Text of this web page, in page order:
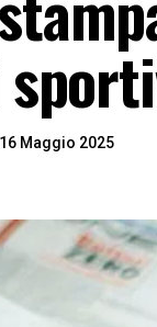
16 Maggio 2025